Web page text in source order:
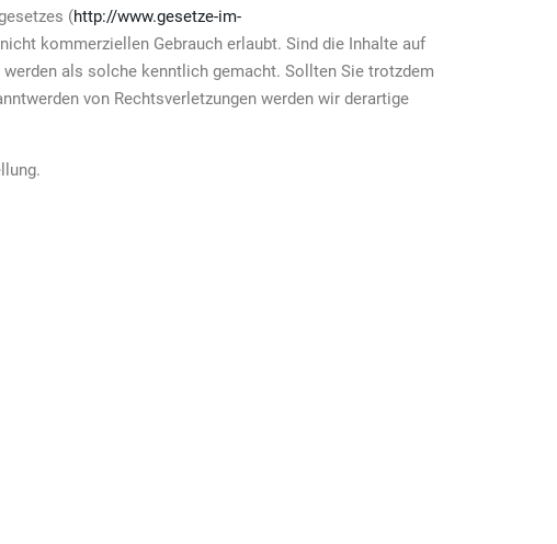
(http://www.gesetze-im-
kommerziellen Gebrauch erlaubt. Sind die Inhalte auf
als solche kenntlich gemacht. Sollten Sie trotzdem
von Rechtsverletzungen werden wir derartige